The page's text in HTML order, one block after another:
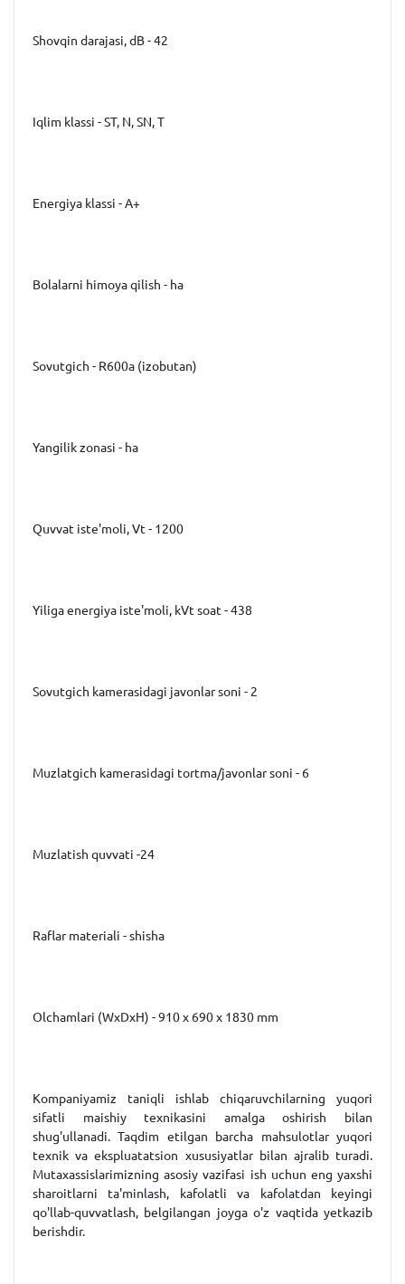
Shovqin darajasi, dB - 42
Iqlim klassi - ST, N, SN, T
Energiya klassi - A+
Bolalarni himoya qilish - ha
Sovutgich - R600a (izobutan)
Yangilik zonasi - ha
Quvvat iste'moli, Vt - 1200
Yiliga energiya iste'moli, kVt soat - 438
Sovutgich kamerasidagi javonlar soni - 2
Muzlatgich kamerasidagi tortma/javonlar soni - 6
Muzlatish quvvati -24
Raflar materiali - shisha
Olchamlari (WxDxH) - 910 x 690 x 1830 mm
Kompaniyamiz taniqli ishlab chiqaruvchilarning yuqori
sifatli maishiy texnikasini amalga oshirish bilan
shug'ullanadi. Taqdim etilgan barcha mahsulotlar yuqori
texnik va ekspluatatsion xususiyatlar bilan ajralib turadi.
Mutaxassislarimizning asosiy vazifasi ish uchun eng yaxshi
sharoitlarni ta'minlash, kafolatli va kafolatdan keyingi
qo'llab-quvvatlash, belgilangan joyga o'z vaqtida yetkazib
berishdir.